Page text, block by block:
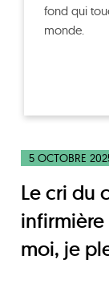
fond qui
monde.
5 OCTOBRE
Le cri du coeur d'Aurélie-Anne, une
moi, je